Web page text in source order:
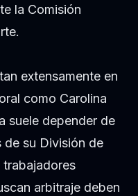
la Comisión
.
extensamente en
como Carolina
suele depender de
de su División de
arbitraje deben